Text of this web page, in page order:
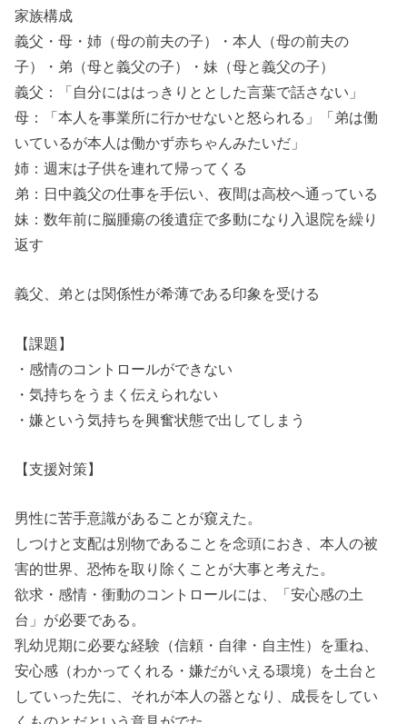
家族構成
義父・母・姉（母の前夫の子）・本人（母の前夫の
子）・弟（母と義父の子）・妹（母と義父の子）
義父：「自分にははっきりととした言葉で話さない」
母：「本人を事業所に行かせないと怒られる」「弟は働
いているが本人は働かず赤ちゃんみたいだ」
姉：週末は子供を連れて帰ってくる
弟：日中義父の仕事を手伝い、夜間は高校へ通っている
妹：数年前に脳腫瘍の後遺症で多動になり入退院を繰り
返す
義父、弟とは関係性が希薄である印象を受ける
【課題】
・感情のコントロールができない
・気持ちをうまく伝えられない
・嫌という気持ちを興奮状態で出してしまう
【支援対策】
男性に苦手意識があることが窺えた。
しつけと支配は別物であることを念頭におき、本人の被
害的世界、恐怖を取り除くことが大事と考えた。
欲求・感情・衝動のコントロールには、「安心感の土
台」が必要である。
乳幼児期に必要な経験（信頼・自律・自主性）を重ね、
安心感（わかってくれる・嫌だがいえる環境）を土台と
していった先に、それが本人の器となり、成長をしてい